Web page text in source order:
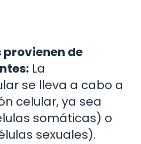
de
La
se lleva a cabo a
celular, ya sea
somáticas) o
sexuales).